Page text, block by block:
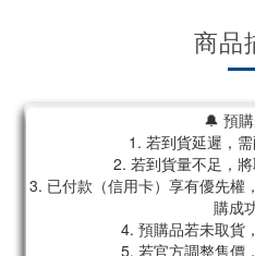
商品
🔔 預
1. 若到貨延遲，需
2. 若到貨量不足，將
3. 已付款（信用卡）享有優先權
購成
4. 預購品若未取貨
5. 若官方調整售價